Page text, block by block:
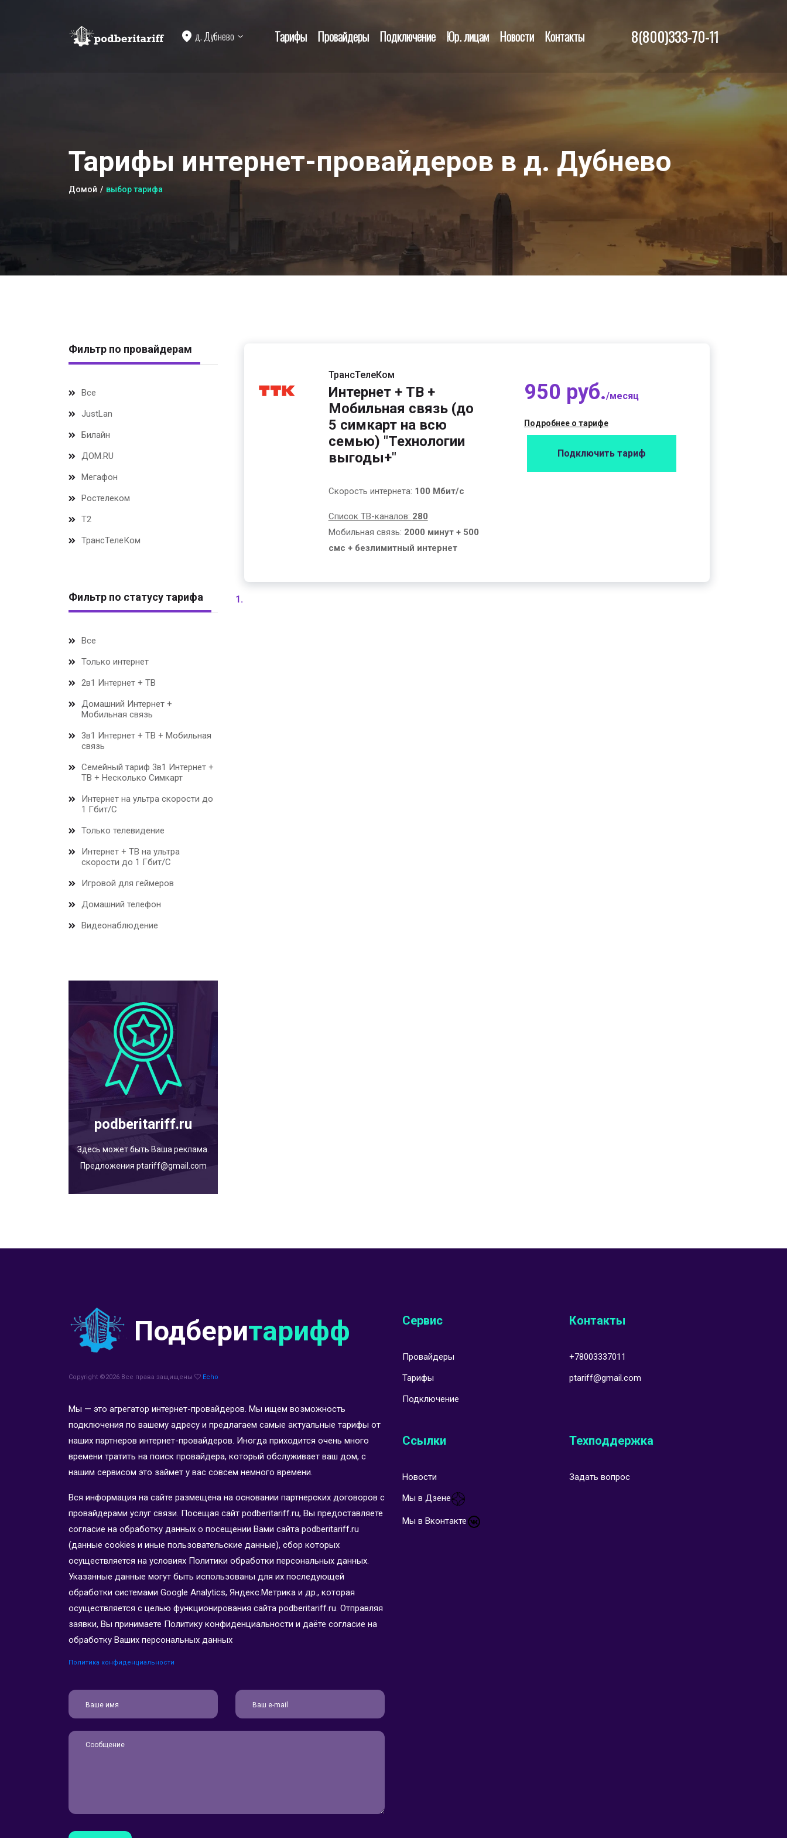
д. Дубнево Тарифы Провайдеры Подключение Юр. лицам Новости Контакты 8(800)333-70-11
Тарифы интернет-провайдеров в д. Дубнево
Домой выбор тарифа
Фильтр по провайдерам
Все
JustLan
Билайн
ДОМ.RU
Мегафон
Ростелеком
Т2
ТрансТелеКом
Фильтр по статусу тарифа
Все
Только интернет
2в1 Интернет + ТВ
Домашний Интернет +
Мобильная связь
3в1 Интернет + ТВ + Мобильная
связь
Семейный тариф 3в1 Интернет +
ТВ + Несколько Симкарт
Интернет на ультра скорости до
1 Гбит/С
Только телевидение
Интернет + ТВ на ультра
скорости до 1 Гбит/С
Игровой для геймеров
Домашний телефон
Видеонаблюдение
podberitariff.ru
Здесь может быть Ваша реклама.
Предложения ptariff@gmail.com
ТрансТелеКом
Интернет + ТВ +
Мобильная связь (до
5 симкарт на всю
семью) "Технологии
выгоды+"
Скорость интернета: 100 Мбит/с
Список ТВ-каналов: 280
Мобильная связь: 2000 минут + 500
смс + безлимитный интернет
950 руб./месяц
Подробнее о тарифе
Подключить тариф
1.
Подберитарифф
Copyright ©2026 Все права защищены Echo
Мы — это агрегатор интернет-провайдеров. Мы ищем возможность
подключения по вашему адресу и предлагаем самые актуальные тарифы от
наших партнеров интернет-провайдеров. Иногда приходится очень много
времени тратить на поиск провайдера, который обслуживает ваш дом, с
нашим сервисом это займет у вас совсем немного времени.
Вся информация на сайте размещена на основании партнерских договоров с
провайдерами услуг связи. Посещая сайт podberitariff.ru, Вы предоставляете
согласие на обработку данных о посещении Вами сайта podberitariff.ru
(данные cookies и иные пользовательские данные), сбор которых
осуществляется на условиях Политики обработки персональных данных.
Указанные данные могут быть использованы для их последующей
обработки системами Google Analytics, Яндекс.Метрика и др., которая
осуществляется с целью функционирования сайта podberitariff.ru. Отправляя
заявки, Вы принимаете Политику конфиденциальности и даёте согласие на
обработку Ваших персональных данных
Политика конфиденциальности
Сервис
Провайдеры
Тарифы
Подключение
Контакты
+78003337011
ptariff@gmail.com
Ссылки
Новости
Мы в Дзене
Мы в Вконтакте
Техподдержка
Задать вопрос